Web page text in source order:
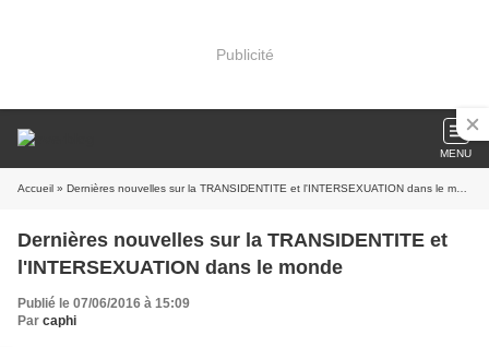
Publicité
MENU
Accueil » Dernières nouvelles sur la TRANSIDENTITE et l'INTERSEXUATION dans le monde
Dernières nouvelles sur la TRANSIDENTITE et
l'INTERSEXUATION dans le monde
Publié le 07/06/2016 à 15:09
Par caphi